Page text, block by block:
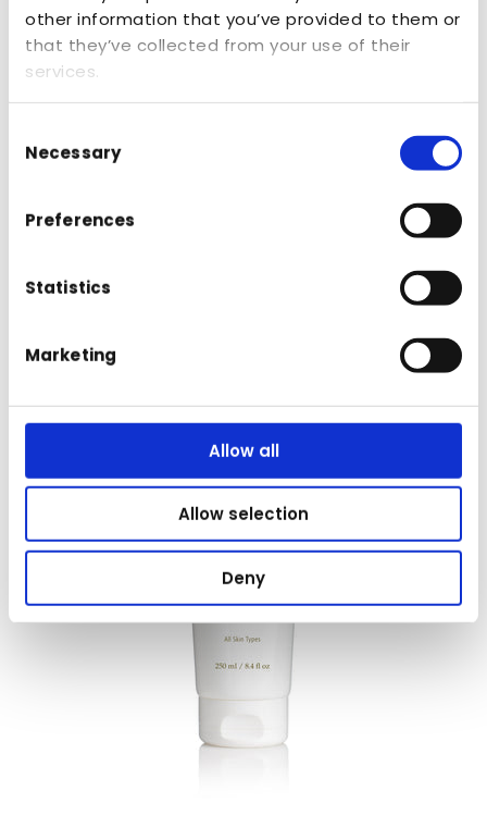
other information that you’ve provided to them or
that they’ve collected from your use of their
services.
Selection
Necessary
Preferences
Statistics
Marketing
Allow all
Allow selection
Deny
Brands
A&P Nature Brands importeert diverse
merken, waaronder Éminence Organics,